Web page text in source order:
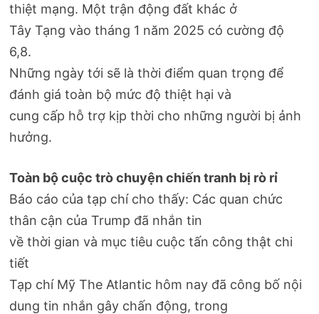
thiệt mạng. Một trận động đất khác ở
Tây Tạng vào tháng 1 năm 2025 có cường độ
6,8.
Những ngày tới sẽ là thời điểm quan trọng để
đánh giá toàn bộ mức độ thiệt hại và
cung cấp hỗ trợ kịp thời cho những người bị ảnh
hưởng.
Toàn bộ cuộc trò chuyện chiến tranh bị rò rỉ
Báo cáo của tạp chí cho thấy: Các quan chức
thân cận của Trump đã nhắn tin
về thời gian và mục tiêu cuộc tấn công thật chi
tiết
Tạp chí Mỹ The Atlantic hôm nay đã công bố nội
dung tin nhắn gây chấn động, trong